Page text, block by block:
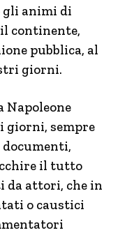
animi di
continente,
pubblica, al
giorni.
Napoleone
giorni, sempre
il tutto
attori, che in
o caustici